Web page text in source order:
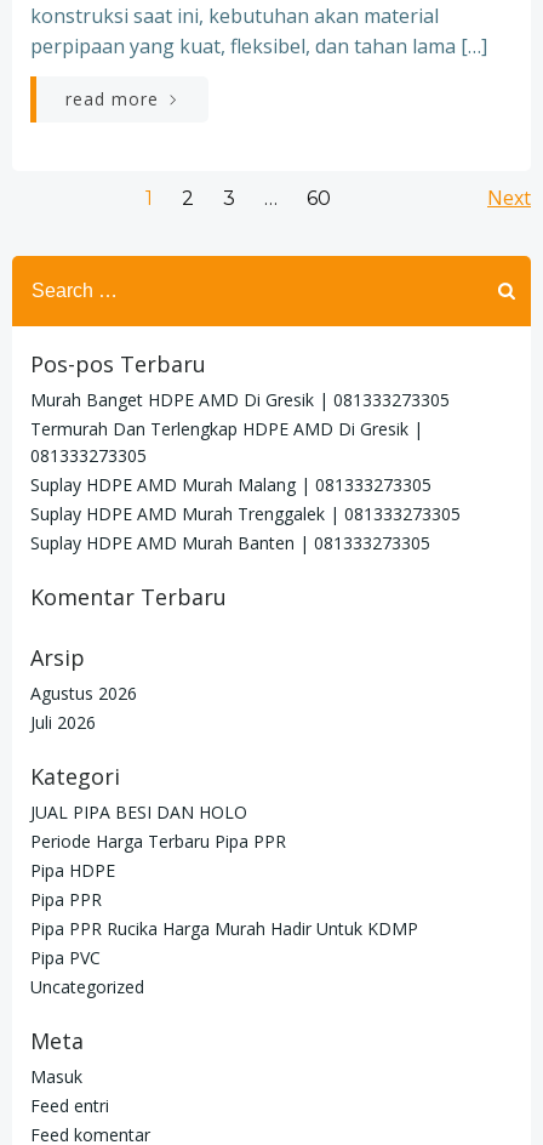
konstruksi saat ini, kebutuhan akan material
perpipaan yang kuat, fleksibel, dan tahan lama […]
read more
navigation
Page
1 Page
2 Page
3 … Page
60 Next
Search
for:
Pos-pos Terbaru
Murah Banget HDPE AMD Di Gresik | 081333273305
Termurah Dan Terlengkap HDPE AMD Di Gresik |
081333273305
Suplay HDPE AMD Murah Malang | 081333273305
Suplay HDPE AMD Murah Trenggalek | 081333273305
Suplay HDPE AMD Murah Banten | 081333273305
Komentar Terbaru
Arsip
Agustus 2026
Juli 2026
Kategori
JUAL PIPA BESI DAN HOLO
Periode Harga Terbaru Pipa PPR
Pipa HDPE
Pipa PPR
Pipa PPR Rucika Harga Murah Hadir Untuk KDMP
Pipa PVC
Uncategorized
Meta
Masuk
Feed entri
Feed komentar